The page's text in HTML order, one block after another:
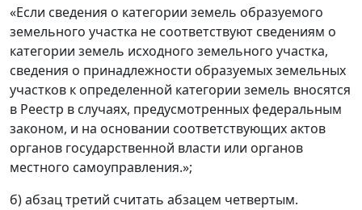
«Если сведения о категории земель образуемого
земельного участка не соответствуют сведениям о
категории земель исходного земельного участка,
сведения о принадлежности образуемых земельных
участков к определенной категории земель вносятся
в Реестр в случаях, предусмотренных федеральным
законом, и на основании соответствующих актов
органов государственной власти или органов
местного самоуправления.»;
б) абзац третий считать абзацем четвертым.